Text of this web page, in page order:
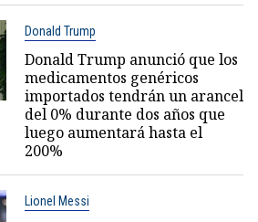
Donald Trump
Donald Trump anunció que los
medicamentos genéricos
importados tendrán un arancel
del 0% durante dos años que
luego aumentará hasta el
200%
Lionel Messi